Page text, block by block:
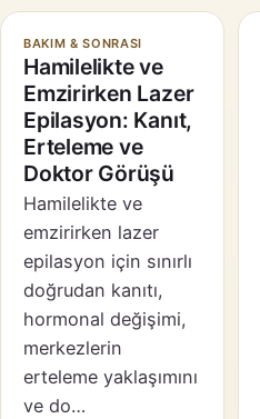
BAKIM & SONRASI
Hamilelikte ve
Emzirirken Lazer
Epilasyon: Kanıt,
Erteleme ve
Doktor Görüşü
Hamilelikte ve
emzirirken lazer
epilasyon için sınırlı
doğrudan kanıtı,
hormonal değişimi,
merkezlerin
erteleme yaklaşımını
ve do…